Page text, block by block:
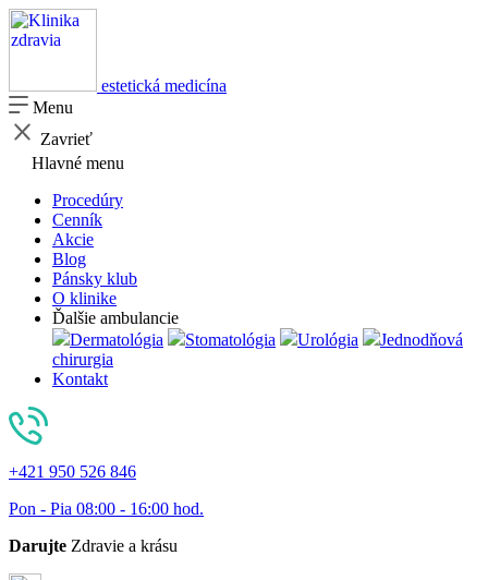
estetická medicína
Menu
Zavrieť
Hlavné menu
Procedúry
Cenník
Akcie
Blog
Pánsky klub
O klinike
Ďalšie ambulancie
Dermatológia
Stomatológia Urológia
Jednodňová
chirurgia
Kontakt
+421 950 526 846
Pon - Pia 08:00 - 16:00 hod.
Darujte Zdravie a krásu